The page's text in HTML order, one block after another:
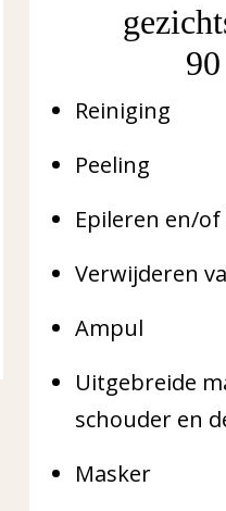
Reiniging
Peeling
Epileren en/
Verwijderen
Ampul
Uitgebreide
schouder en
Masker